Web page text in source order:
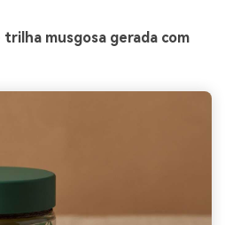
trilha musgosa gerada com